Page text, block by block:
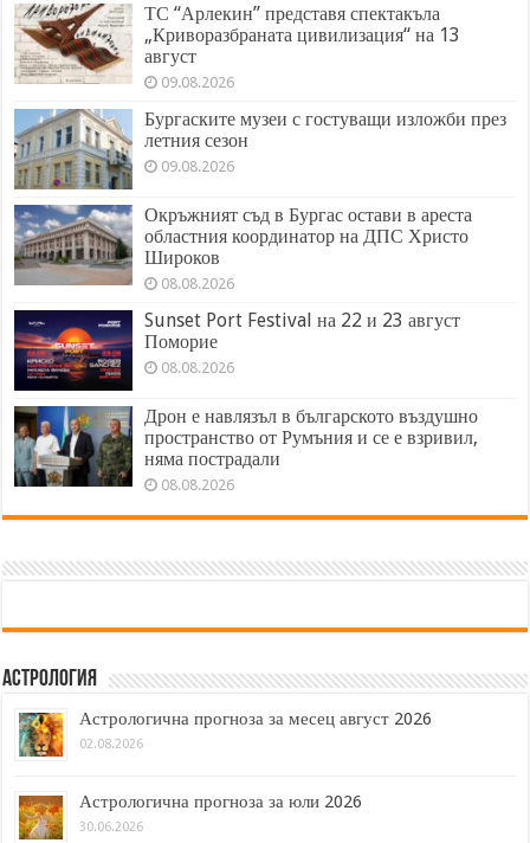
ТС “Арлекин” представя спектакъла
„Криворазбраната цивилизация“ на 13
август
09.08.2026
Бургаските музеи с гостуващи изложби през
летния сезон
09.08.2026
Окръжният съд в Бургас остави в ареста
областния координатор на ДПС Христо
Широков
08.08.2026
Sunset Port Festival на 22 и 23 август
Поморие
08.08.2026
Дрон е навлязъл в българското въздушно
пространство от Румъния и се е взривил,
няма пострадали
08.08.2026
Астрология
Астрологична прогноза за месец август 2026
02.08.2026
Астрологична прогноза за юли 2026
30.06.2026